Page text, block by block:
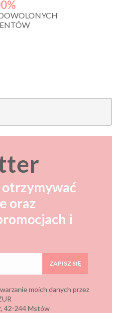
otrzymywać
oraz
i
ZAPISZ SIĘ
moich danych przez
42-244 Mstów